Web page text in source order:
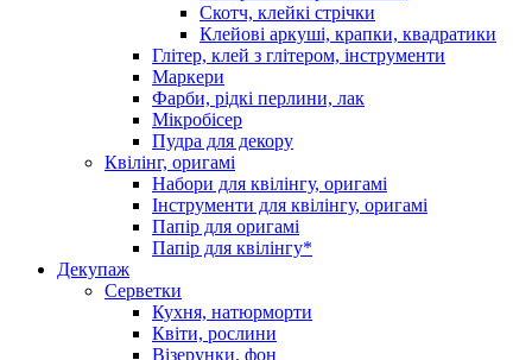
Скотч, клейкі стрічки
Клейові аркуші, крапки, квадратики
Глітер, клей з глітером, інструменти
Маркери
Фарби, рідкі перлини, лак
Мікробісер
Пудра для декору
Квілінг, оригамі
Набори для квілінгу, оригамі
Інструменти для квілінгу, оригамі
Папір для оригамі
Папір для квілінгу*
Декупаж
Серветки
Кухня, натюрморти
Квіти, рослини
Візерунки, фон